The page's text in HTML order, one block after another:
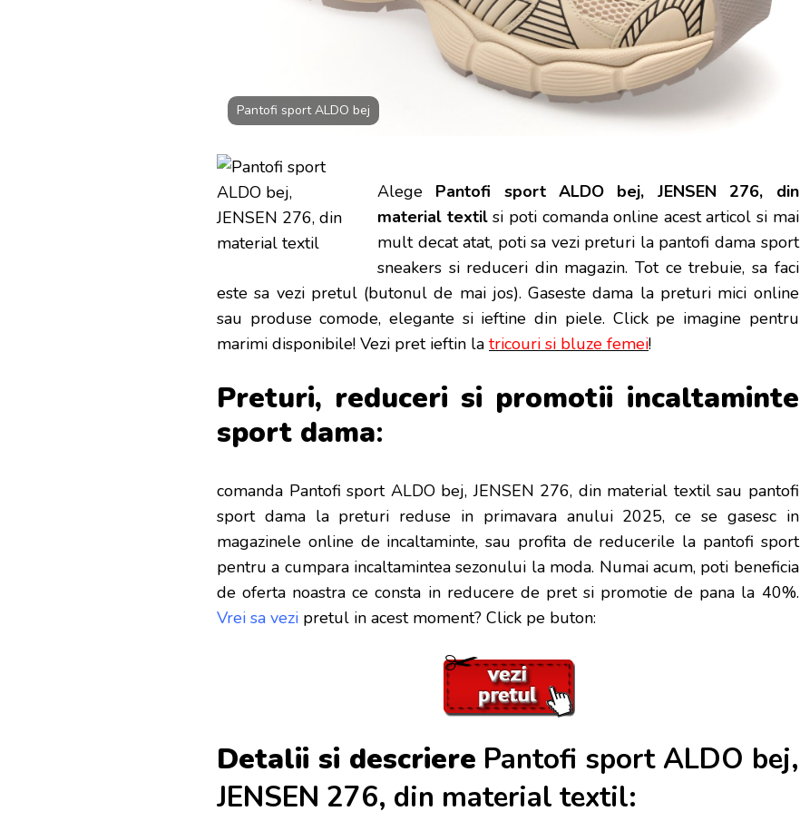
Pantofi sport ALDO bej
Alege Pantofi sport ALDO bej, JENSEN 276, din
material textilsi poti comanda online acest articol si mai
mult decat atat, poti sa vezi preturi la pantofi dama sport
sneakers si reduceri din magazin. Tot ce trebuie, sa faci
este sa vezi pretul (butonul de mai jos). Gaseste dama la preturi mici online
sau produse comode, elegante si ieftine din piele. Click pe imagine pentru
marimi disponibile! Vezi pret ieftin la tricouri si bluze femei!
Preturi, reduceri si promotii incaltaminte
sport dama:
comanda Pantofi sport ALDO bej, JENSEN 276, din material textil sau pantofi
sport dama la preturi reduse in primavara anului 2025, ce se gasesc in
magazinele online de incaltaminte, sau profita de reducerile la pantofi sport
pentru a cumpara incaltamintea sezonului la moda. Numai acum, poti beneficia
de oferta noastra ce consta in reducere de pret si promotie de pana la 40%.
Vrei sa vezi pretul in acest moment? Click pe buton:
Detalii si descriere Pantofi sport ALDO bej,
JENSEN 276, din material textil: